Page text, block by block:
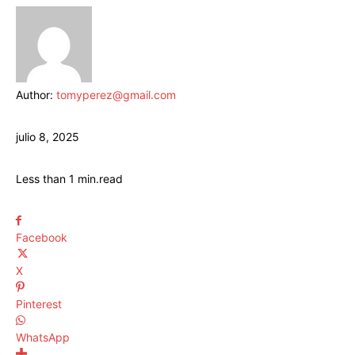
Author: tomyperez@gmail.com
julio 8, 2025
Less than 1 min.read
Facebook
X
Pinterest
WhatsApp